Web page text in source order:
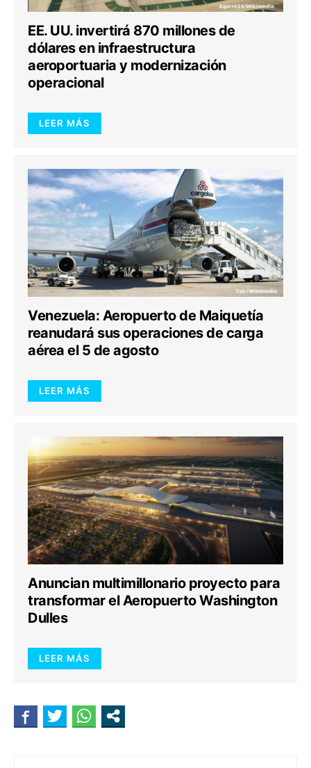
EE. UU. invertirá 870 millones de
dólares en infraestructura
aeroportuaria y modernización
operacional
LEER MÁS
Venezuela: Aeropuerto de Maiquetía
reanudará sus operaciones de carga
aérea el 5 de agosto
LEER MÁS
Anuncian multimillonario proyecto para
transformar el Aeropuerto Washington
Dulles
LEER MÁS